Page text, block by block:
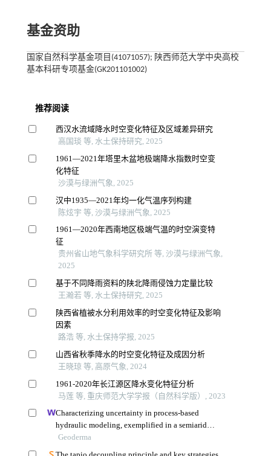
基金资助
国家自然科学基金项目(41071057); 陕西师范大学中央高校
基本科研专项基金(GK201101002)